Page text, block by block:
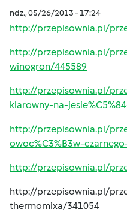
ndz., 05/26/2013 - 17:24
http://przepisownia.pl/
http://przepisownia.pl/
winogron/445589
http://przepisownia.pl/
klarowny-na-
http://przepisownia.pl/
owoc%C3%B3w-
http://przepisownia.pl/
http://przepisownia.pl/
thermomixa/341054